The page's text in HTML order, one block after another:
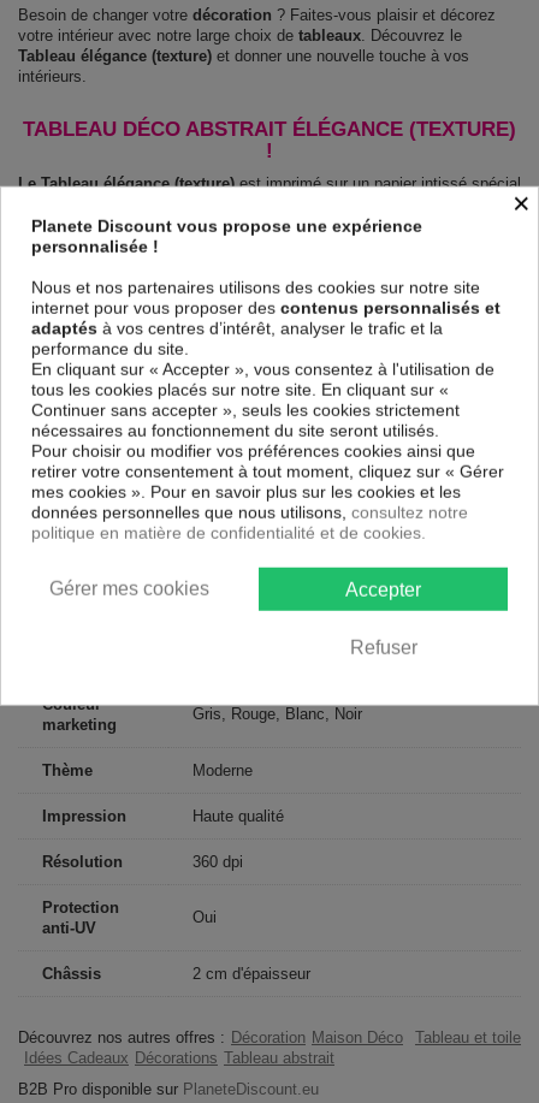
Besoin de changer votre décoration ? Faites-vous plaisir et décorez
votre intérieur avec notre large choix de tableaux. Découvrez le
Tableau élégance (texture) et donner une nouvelle touche à vos
intérieurs.
TABLEAU DÉCO ABSTRAIT ÉLÉGANCE (TEXTURE)
!
Le Tableau élégance (texture)est imprimé sur un papier intissé spécial
et de haute qualité qui reflète parfaitement les couleurs avec des détails
parfaitement reproduits. Grâce à une impression sur tous les cotés et
une toile tendue sur un châssis fait de matériaux respectueux de
sans avoir à l'encadrer.
Le Tableau Abstrait élégance (texture)est résistant aux rayons UV,
inodore et 100 % sûr, parfait même pour la chambre à coucher et la
chambre des enfants.
Notre large choix de tableaux tendances et modernes constituent un
moyen simple et pas cher de donner une nouvelle touche à vos
intérieurs, il y en a pour tous les goût.
Descriptif technique
Matériaux
Collection Artgeist
Couleur
marketing
Gris, Rouge, Blanc, Noir
Thème Moderne
Impression Haute qualité
Résolution 360 dpi
Protection
anti-UV
Oui
Châssis 2 cm d'épaisseur
Découvrez nos autres offres : Décoration Maison Déco
Tableau et toile
Idées Cadeaux Décorations Tableau abstrait
B2B Pro disponible sur PlaneteDiscount.eu
×
Planete Discount vous propose une expérience
personnalisée !
Nous et nos partenaires utilisons des cookies sur notre site
internet pour vous proposer des contenus personnalisés et
adaptés à vos centres d’intérêt, analyser le trafic et la
performance du site.
En cliquant sur « Accepter », vous consentez à l'utilisation de
tous les cookies placés sur notre site. En cliquant sur «
Continuer sans accepter », seuls les cookies strictement
nécessaires au fonctionnement du site seront utilisés.
Pour choisir ou modifier vos préférences cookies ainsi que
retirer votre consentement à tout moment, cliquez sur « Gérer
mes cookies ». Pour en savoir plus sur les cookies et les
données personnelles que nous utilisons, consultez notre
politique en matière de confidentialité et de cookies.
Accepter
Refuser
Gérer mes cookies